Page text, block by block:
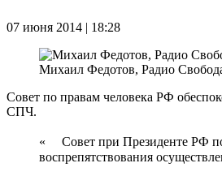
07 июня 2014 | 18:28
Михаил Федотов, Радио
Совет по правам человека РФ
СПЧ.
« Совет при Президенте РФ по
воспрепятствования